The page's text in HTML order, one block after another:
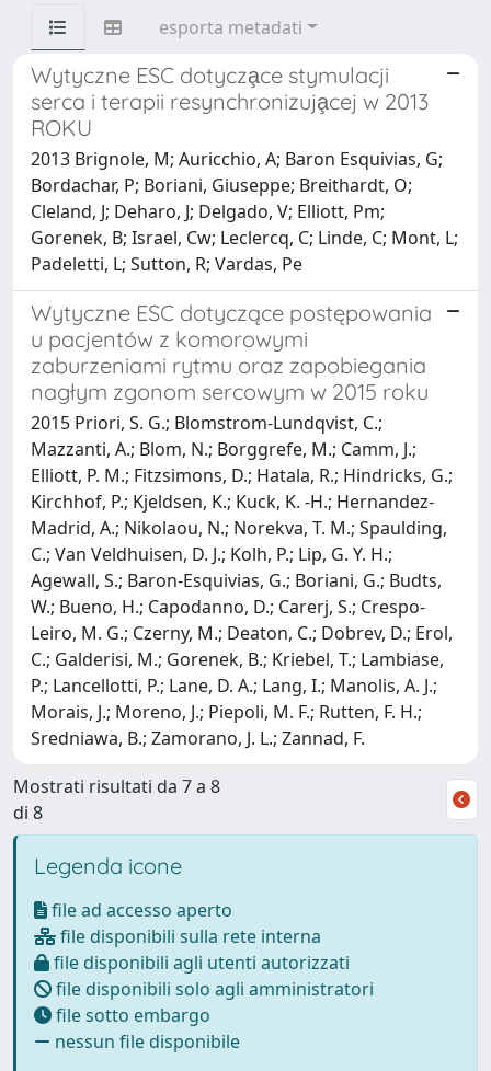
esporta metadati
Wytyczne ESC dotycza̧ce stymulacji
serca i terapii resynchronizuja̧cej w 2013
ROKU
2013 Brignole, M; Auricchio, A; Baron Esquivias, G;
Bordachar, P; Boriani, Giuseppe; Breithardt, O;
Cleland, J; Deharo, J; Delgado, V; Elliott, Pm;
Gorenek, B; Israel, Cw; Leclercq, C; Linde, C; Mont, L;
Padeletti, L; Sutton, R; Vardas, Pe
Wytyczne ESC dotyczące postępowania
u pacjentów z komorowymi
zaburzeniami rytmu oraz zapobiegania
nagłym zgonom sercowym w 2015 roku
2015 Priori, S. G.; Blomstrom-Lundqvist, C.;
Mazzanti, A.; Blom, N.; Borggrefe, M.; Camm, J.;
Elliott, P. M.; Fitzsimons, D.; Hatala, R.; Hindricks, G.;
Kirchhof, P.; Kjeldsen, K.; Kuck, K. -H.; Hernandez-
Madrid, A.; Nikolaou, N.; Norekva, T. M.; Spaulding,
C.; Van Veldhuisen, D. J.; Kolh, P.; Lip, G. Y. H.;
Agewall, S.; Baron-Esquivias, G.; Boriani, G.; Budts,
W.; Bueno, H.; Capodanno, D.; Carerj, S.; Crespo-
Leiro, M. G.; Czerny, M.; Deaton, C.; Dobrev, D.; Erol,
C.; Galderisi, M.; Gorenek, B.; Kriebel, T.; Lambiase,
P.; Lancellotti, P.; Lane, D. A.; Lang, I.; Manolis, A. J.;
Morais, J.; Moreno, J.; Piepoli, M. F.; Rutten, F. H.;
Sredniawa, B.; Zamorano, J. L.; Zannad, F.
Mostrati risultati da 7 a 8
di 8
Legenda icone
file ad accesso aperto
file disponibili sulla rete interna
file disponibili agli utenti autorizzati
file disponibili solo agli amministratori
file sotto embargo
nessun file disponibile